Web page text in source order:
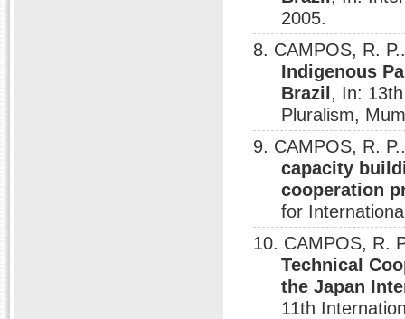
2005.
8. CAMPOS, R.
Indigenous
Brazil , In:
Pluralism,
9. CAMPOS, R.
capacity
cooperation
for
10. CAMPOS, R.
Technical
the Japan
11th